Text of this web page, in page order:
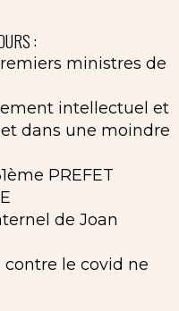
:
ministres de
intellectuel et
dans une moindre
PREFET
de Joan
le covid ne